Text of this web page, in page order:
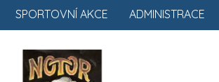
ADMINISTRACE
SPORTOVNÍ AKCE